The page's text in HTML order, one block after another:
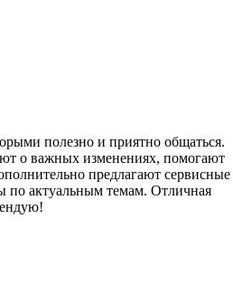
полезно и приятно общаться.
о важных изменениях, помогают
предлагают сервисные
по актуальным темам. Отличная